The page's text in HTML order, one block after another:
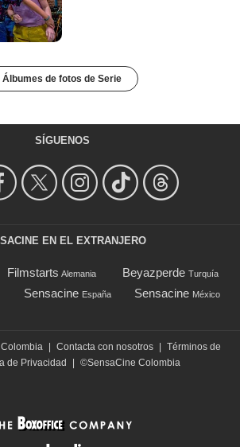
Álbumes de fotos de Serie
SÍGUENOS
EN EL EXTRANJERO
Filmstarts Alemania Beyazperde Turquía
Sensacine España Sensacine México
Contacta con nosotros
Términos de
de Privacidad ©SensaCine Colombia